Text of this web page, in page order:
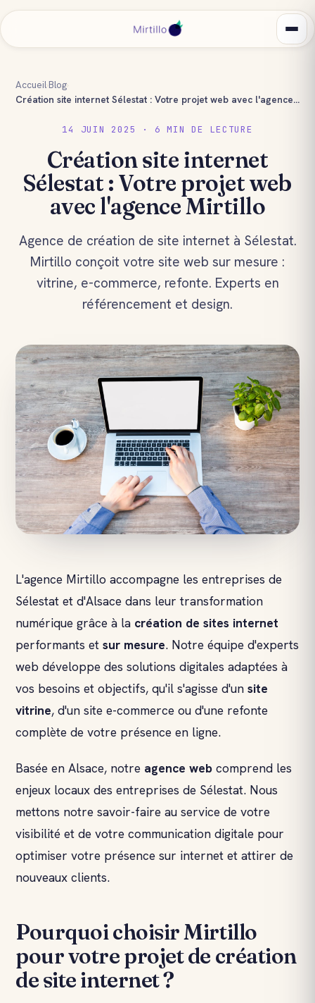
Accueil Blog
Création site internet Sélestat : Votre projet web avec l'agence Mirtillo
14 JUIN 2025 · 6 MIN DE LECTURE
Création site internet
Sélestat : Votre projet web
avec l'agence Mirtillo
Agence de création de site internet à Sélestat.
Mirtillo conçoit votre site web sur mesure :
vitrine, e-commerce, refonte. Experts en
référencement et design.
L'agence Mirtillo accompagne les entreprises de
Sélestat et d'Alsace dans leur transformation
numérique grâce à la création de sites internet
performants et sur mesure. Notre équipe d'experts
web développe des solutions digitales adaptées à
vos besoins et objectifs, qu'il s'agisse d'un site
vitrine, d'un site e-commerce ou d'une refonte
complète de votre présence en ligne.
Basée en Alsace, notre agence web comprend les
enjeux locaux des entreprises de Sélestat. Nous
mettons notre savoir-faire au service de votre
visibilité et de votre communication digitale pour
optimiser votre présence sur internet et attirer de
nouveaux clients.
Pourquoi choisir Mirtillo
pour votre projet de création
de site internet ?